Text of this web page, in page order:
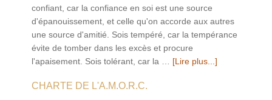
confiant, car la confiance en soi est une source
d'épanouissement, et celle qu'on accorde aux autres
une source d'amitié. Sois tempéré, car la tempérance
évite de tomber dans les excès et procure
l'apaisement. Sois tolérant, car la … [Lire plus...]
CHARTE DE L'A.M.O.R.C.